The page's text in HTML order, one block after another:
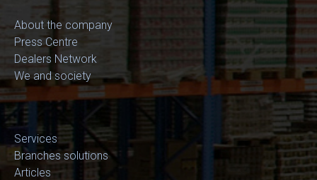
About the company
Press Centre
Dealers Network
We and society
Services
Branches solutions
Articles